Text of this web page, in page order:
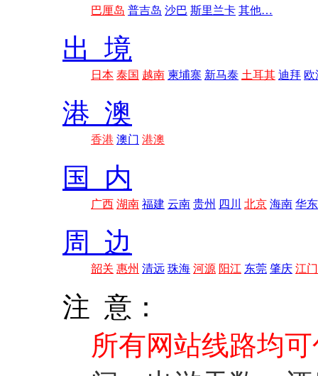
巴厘岛 普吉岛 沙巴 斯里兰卡 其他…
出 境
日本 泰国 越南 柬埔寨 新马泰 土耳其 迪拜 欧
港 澳
香港 澳门 港澳
国 内
广西 湖南 福建 云南 贵州 四川 北京 海南 华东
周 边
韶关 惠州 清远 珠海 河源 阳江 东莞 肇庆 江门
注 意：
所有网站线路均